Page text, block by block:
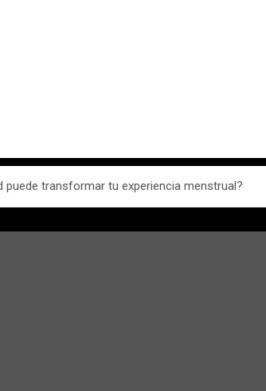
puede transformar tu experiencia menstrual?